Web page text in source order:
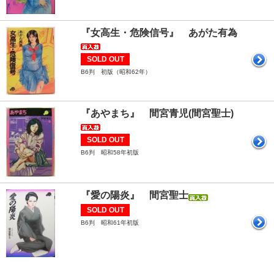
『女高生・危険信号』 あがた有為
SOLD OUT
B6判 初版（昭和62年）
『あやまち』 間宮青児(間宮聖士)
SOLD OUT
B6判 昭和58年初版
『愛の陽炎』 間宮聖士
SOLD OUT
B6判 昭和61年初版